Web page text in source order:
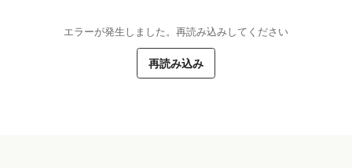
エラーが発生しました。再読み込みしてください
再読み込み